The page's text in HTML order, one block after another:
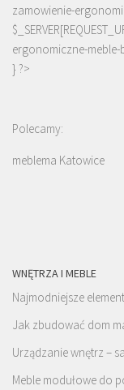
zamowienie-
ergonomiczne-
} ?>
Polecamy:
meblema Katowice
WNĘTRZA I MEBLE
Najmodniejsze
Jak zbudować dom
Urządzanie wnętrz –
Meble modułowe do